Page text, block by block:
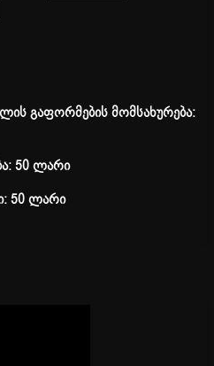
გაფორმების მომსახურება:
50 ლარი
50 ლარი